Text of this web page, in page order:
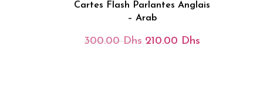
Cartes Flash Parlantes Anglais
– Arab
300.00Dhs Le
210.00 Dhs